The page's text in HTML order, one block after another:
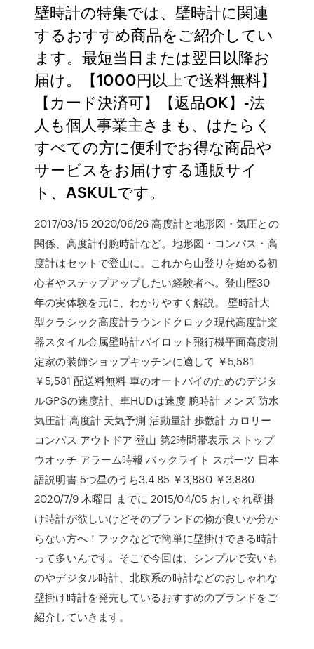
壁時計の特集では、壁時計に関連
するおすすめ商品をご紹介してい
ます。最短当日または翌日以降お
届け。【1000円以上で送料無料】
【カード決済可】【返品OK】-法
人も個人事業主さまも、はたらく
すべての方に便利でお得な商品や
サービスをお届けする通販サイ
ト、ASKULです。
2017/03/15 2020/06/26 高度計と地形図・気圧との
関係、高度計付腕時計など。地形図・コンパス・高
度計はセットで登山に。これから山登りを始める初
心者やステップアップしたい経験者へ。登山歴30
年の実体験を元に、わかりやすく解説。 壁時計大
型クラシック高度計ラウンドクロック現代高度計楽
器スタイル金属壁時計パイロット飛行機平面高度測
定家の装飾ショップキッチンに適して ￥5,581
￥5,581 配送料無料 車のオートバイのためのデジタ
ルGPSの速度計、車HUDは速度 腕時計 メンズ 防水
気圧計 高度計 天気予測 活動量計 歩数計 カロリー
コンパス アウトドア 登山 第2時間帯表示 ストップ
ウオッチ アラーム時報 バックライト スポーツ 日本
語説明書 5つ星のうち3.4 85 ￥3,880 ￥3,880
2020/7/9 木曜日 までに 2015/04/05 おしゃれ壁掛
け時計が欲しいけどそのブランドの物が良いか分か
らない方へ！フックなどで簡単に壁掛けできる時計
って多いんです。そこで今回は、シンプルで安いも
のやデジタル時計、北欧系の時計などのおしゃれな
壁掛け時計を発売しているおすすめのブランドをご
紹介していきます。